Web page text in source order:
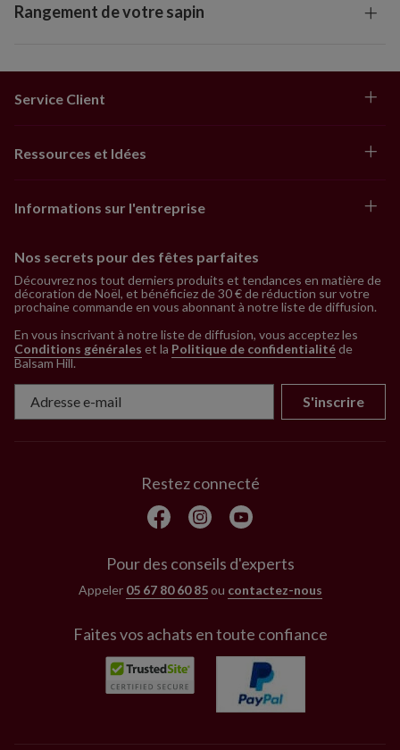
Rangement de votre sapin
Service Client
Ressources et Idées
Informations sur l'entreprise
Nos secrets pour des fêtes parfaites
Découvrez nos tout derniers produits et tendances en matière de
décoration de Noël, et bénéficiez de 30 € de réduction sur votre
prochaine commande en vous abonnant à notre liste de diffusion.
En vous inscrivant à notre liste de diffusion, vous acceptez les
Conditions générales et la Politique de confidentialitéde
Balsam Hill.
S'inscrire
Restez connecté
Pour des conseils d'experts
Appeler 05 67 80 60 85ou contactez-nous
Faites vos achats en toute confiance